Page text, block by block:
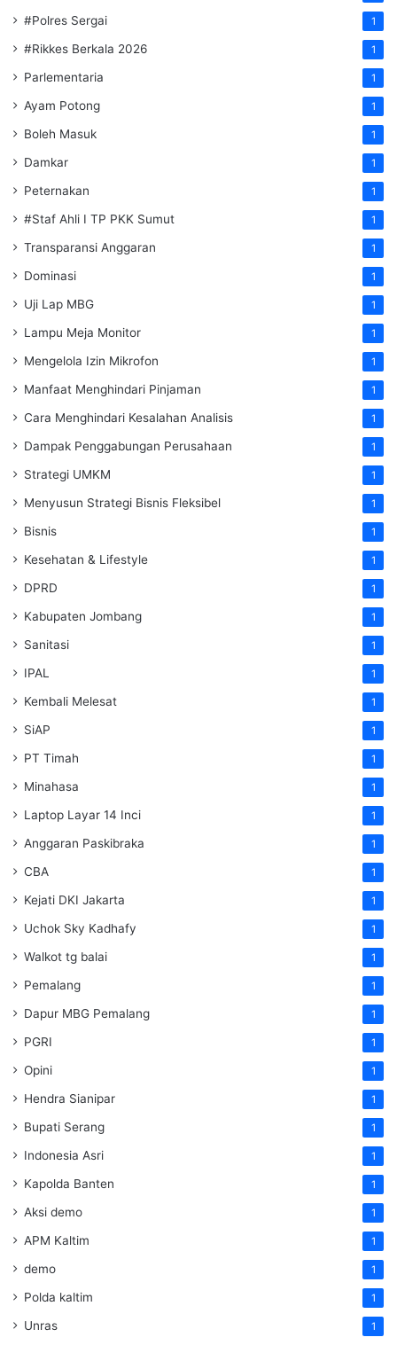
#Polres Sergai 1
#Rikkes Berkala 2026 1
Parlementaria 1
Ayam Potong 1
Boleh Masuk 1
Damkar 1
Peternakan 1
#Staf Ahli I TP PKK Sumut 1
Transparansi Anggaran 1
Dominasi 1
Uji Lap MBG 1
Lampu Meja Monitor 1
Mengelola Izin Mikrofon 1
Manfaat Menghindari Pinjaman 1
Cara Menghindari Kesalahan Analisis 1
Dampak Penggabungan Perusahaan 1
Strategi UMKM 1
Menyusun Strategi Bisnis Fleksibel 1
Bisnis 1
Kesehatan & Lifestyle 1
DPRD 1
Kabupaten Jombang 1
Sanitasi 1
IPAL 1
Kembali Melesat 1
SiAP 1
PT Timah 1
Minahasa 1
Laptop Layar 14 Inci 1
Anggaran Paskibraka 1
CBA 1
Kejati DKI Jakarta 1
Uchok Sky Kadhafy 1
Walkot tg balai 1
Pemalang 1
Dapur MBG Pemalang 1
PGRI 1
Opini 1
Hendra Sianipar 1
Bupati Serang 1
Indonesia Asri 1
Kapolda Banten 1
Aksi demo 1
APM Kaltim 1
demo 1
Polda kaltim 1
Unras 1